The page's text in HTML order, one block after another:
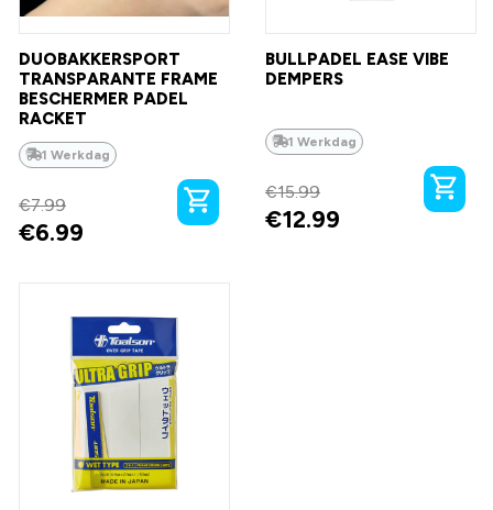
DUOBAKKERSPORT
TRANSPARANTE FRAME
BESCHERMER PADEL
RACKET
1 Werkdag
€7.99
€6.99
BULLPADEL EASE VIBE
DEMPERS
1 Werkdag
€15.99
€12.99